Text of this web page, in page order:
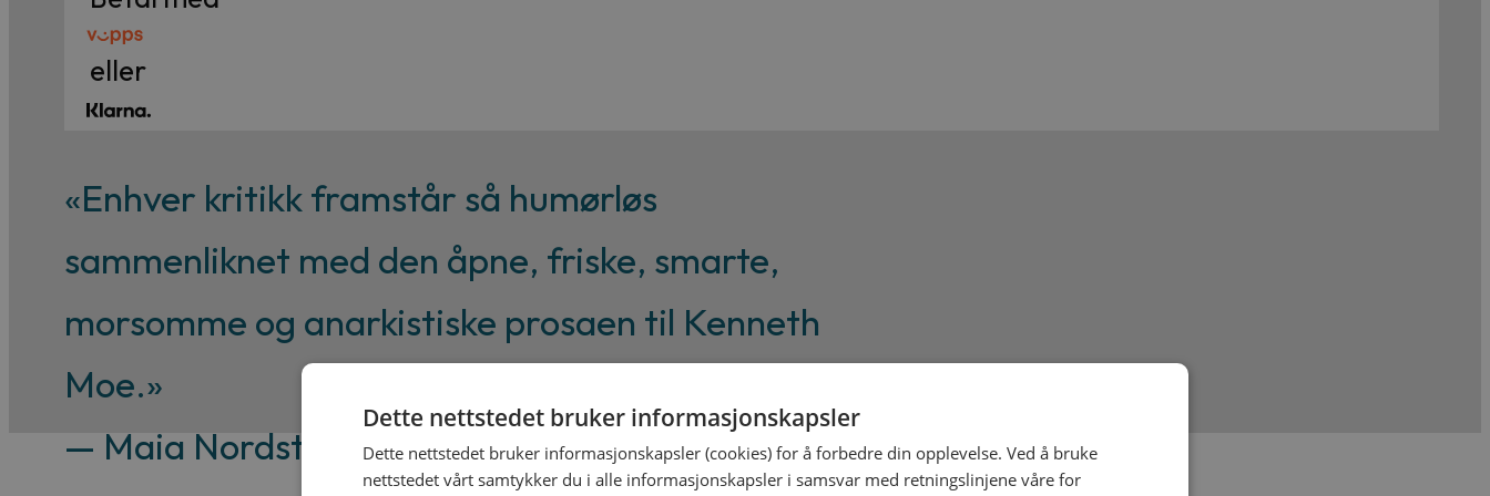
eller
«Enhver kritikk framstår så humørløs
sammenliknet med den åpne, friske, smarte,
morsomme og anarkistiske prosaen til Kenneth
Moe.»
— Maia Nordsteien Nielsen, Klassekampen
Dette nettstedet bruker informasjonskapsler
Dette nettstedet bruker informasjonskapsler (cookies) for å forbedre din opplevelse. Ved å bruke
nettstedet vårt samtykker du i alle informasjonskapsler i samsvar med retningslinjene våre for